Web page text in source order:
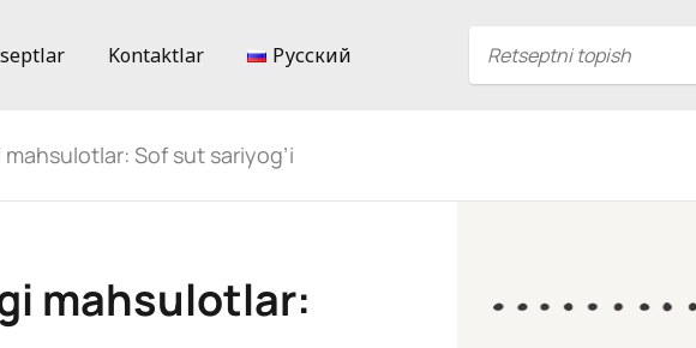
Kontaktlar Русский
Sof sut sariyog’i
mahsulotlar: